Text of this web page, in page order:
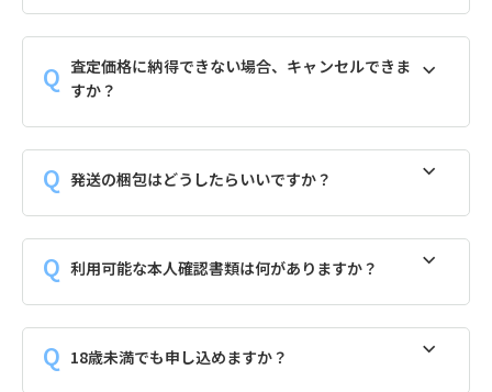
査定価格に納得できない場合、キャンセルできま
すか？
発送の梱包はどうしたらいいですか？
利用可能な本人確認書類は何がありますか？
18歳未満でも申し込めますか？